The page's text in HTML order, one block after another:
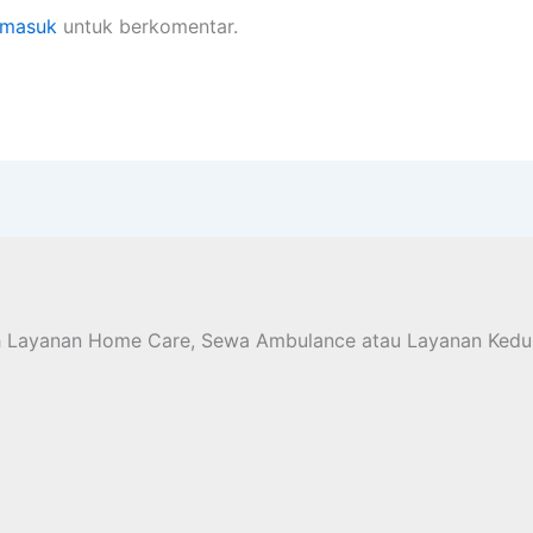
masuk untuk berkomentar.
Layanan Home Care, Sewa Ambulance atau Layanan